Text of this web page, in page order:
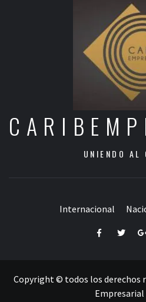
UNIENDO AL
Internacional
FacebookTwitter
Copyright © todos los derechos
Empresarial